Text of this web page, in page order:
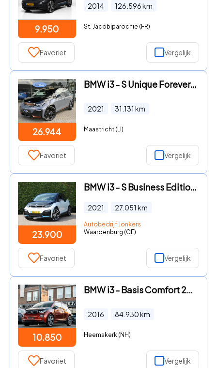
9.950
2014 126.596km
St. Jacobiparochie (FR)
Favoriet Vergelijk
26.944
BMW i3 - S Unique Forever Edition 120Ah 42 kWh | 20" | LEER |Key-less
2021 31.131 km
Maastricht (LI)
Favoriet Vergelijk
23.900
BMW i3 - S Business Edition 120Ah 42 kWh
2021 27.051 km
Autobedrijf Jonkers
Waardenburg (GE)
Favoriet Vergelijk
10.850
BMW i3 - Basis Comfort 22 kWh ORG NL LEDER CAMERA STOELVERW WATERPOMP
2016 84.930km
Heemskerk (NH)
Favoriet Vergelijk